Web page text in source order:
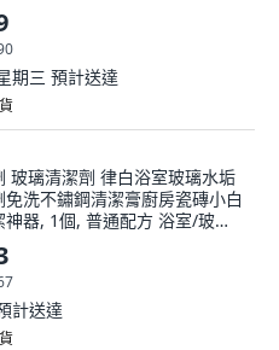
期三 預計送達
玻璃清潔劑 律白浴室玻璃水垢
免洗不鏽鋼清潔膏廚房瓷磚小白
神器, 1個, 普通配方 浴室/玻璃/
,1盒裝 快速清潔 玻璃水垢乾淨
計送達